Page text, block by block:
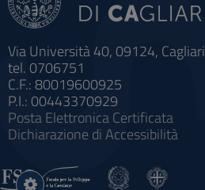
Via Università 40, 09124, Cagliari
tel. 0706751
C.F.: 80019600925
P.I.: 00443370929
Posta Elettronica Certificata
Dichiarazione di Accessibilità
Impostazioni